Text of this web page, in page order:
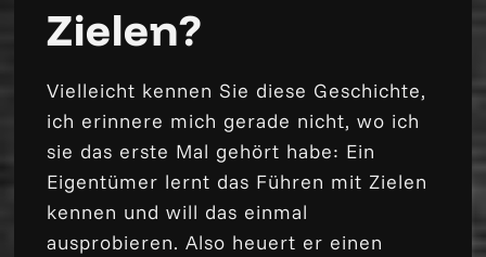
Zielen?
Vielleicht kennen Sie diese Geschichte,
ich erinnere mich gerade nicht, wo ich
sie das erste Mal gehört habe: Ein
Eigentümer lernt das Führen mit Zielen
kennen und will das einmal
ausprobieren. Also heuert er einen